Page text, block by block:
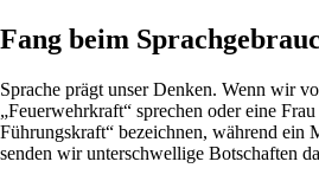
Fang beim
Sprache prägt unser Denken. Wenn wir
„Feuerwehrkraft“ sprechen oder eine
Führungskraft“ bezeichnen, während ein
senden wir unterschwellige Botschaften